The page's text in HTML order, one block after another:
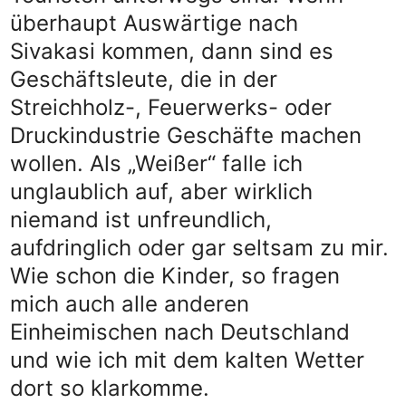
überhaupt Auswärtige nach
Sivakasi kommen, dann sind es
Geschäftsleute, die in der
Streichholz-, Feuerwerks- oder
Druckindustrie Geschäfte machen
wollen. Als „Weißer“ falle ich
unglaublich auf, aber wirklich
niemand ist unfreundlich,
aufdringlich oder gar seltsam zu mir.
Wie schon die Kinder, so fragen
mich auch alle anderen
Einheimischen nach Deutschland
und wie ich mit dem kalten Wetter
dort so klarkomme.